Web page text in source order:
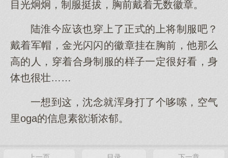
目光炯炯，制服挺拔，胸前戴着无数徽章。
陆淮今应该也穿上了正式的上将制服吧？
戴着军帽，金光闪闪的徽章挂在胸前，他那么
高的人，穿着合身制服的样子一定很好看，身
体也很壮……
一想到这，沈念就浑身打了个哆嗦，空气
里oga的信息素欲渐浓郁。